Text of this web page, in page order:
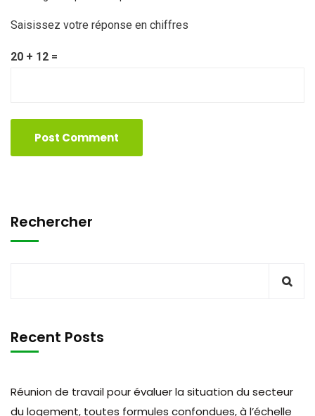
Saisissez votre réponse en chiffres
20 + 12 =
Rechercher
Recent Posts
Réunion de travail pour évaluer la situation du secteur
du logement, toutes formules confondues, à l’échelle